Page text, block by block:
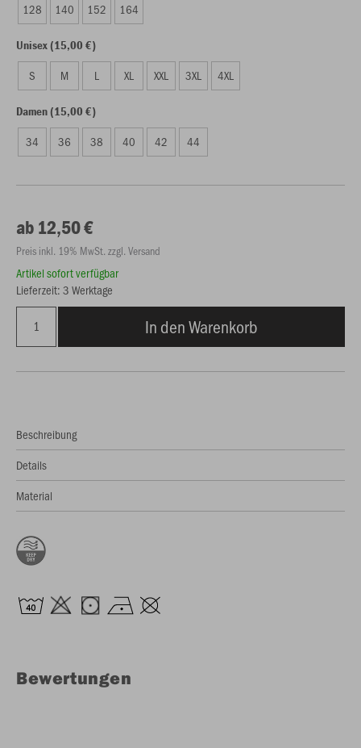
128 140 152 164
Unisex (15,00 €)
S M L XL XXL 3XL 4XL
Damen (15,00 €)
34 36 38 40 42 44
ab 12,50 €
Preis inkl. 19% MwSt. zzgl. Versand
Artikel sofort verfügbar
Lieferzeit: 3 Werktage
In den Warenkorb
Beschreibung
Details
Material
Bewertungen